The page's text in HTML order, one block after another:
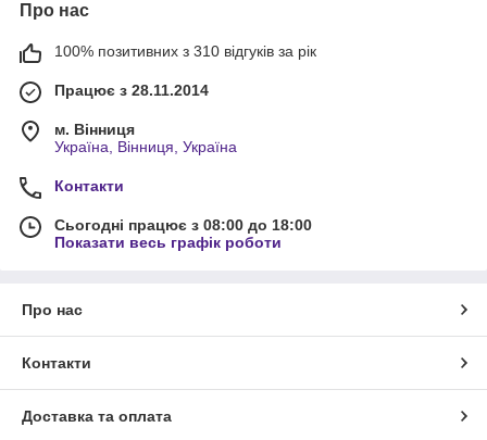
Про нас
100% позитивних з 310 відгуків за рік
Працює з 28.11.2014
м. Вінниця
Україна, Вінниця, Україна
Контакти
Сьогодні працює з 08:00 до 18:00
Показати весь графік роботи
Про нас
Контакти
Доставка та оплата